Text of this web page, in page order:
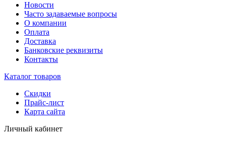
Новости
Часто задаваемые вопросы
О компании
Оплата
Доставка
Банковские реквизиты
Контакты
Каталог товаров
Скидки
Прайс-лист
Карта сайта
Личный кабинет